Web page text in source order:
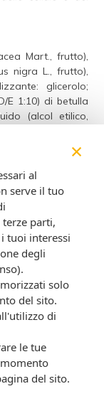
Mart., frutto),
nigra L., frutto),
glicerolo;
1:10) di betulla
(alcol etilico,
sorbato
798 mg
798 mg
250 mg
×
al
serve il tuo
parti,
tuoi interessi
degli
solo
del sito.
di
le tue
del sito.